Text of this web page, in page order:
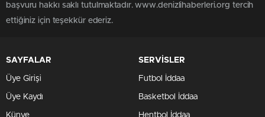
başvuru hakkı saklı tutulmaktadır. www.denizlihaberleri.org tercih
ettiğiniz için teşekkür ederiz.
SAYFALAR
Üye Girişi
Üye Kaydı
Künye
SERVİSLER
Futbol İddaa
Basketbol İddaa
Hentbol İddaa